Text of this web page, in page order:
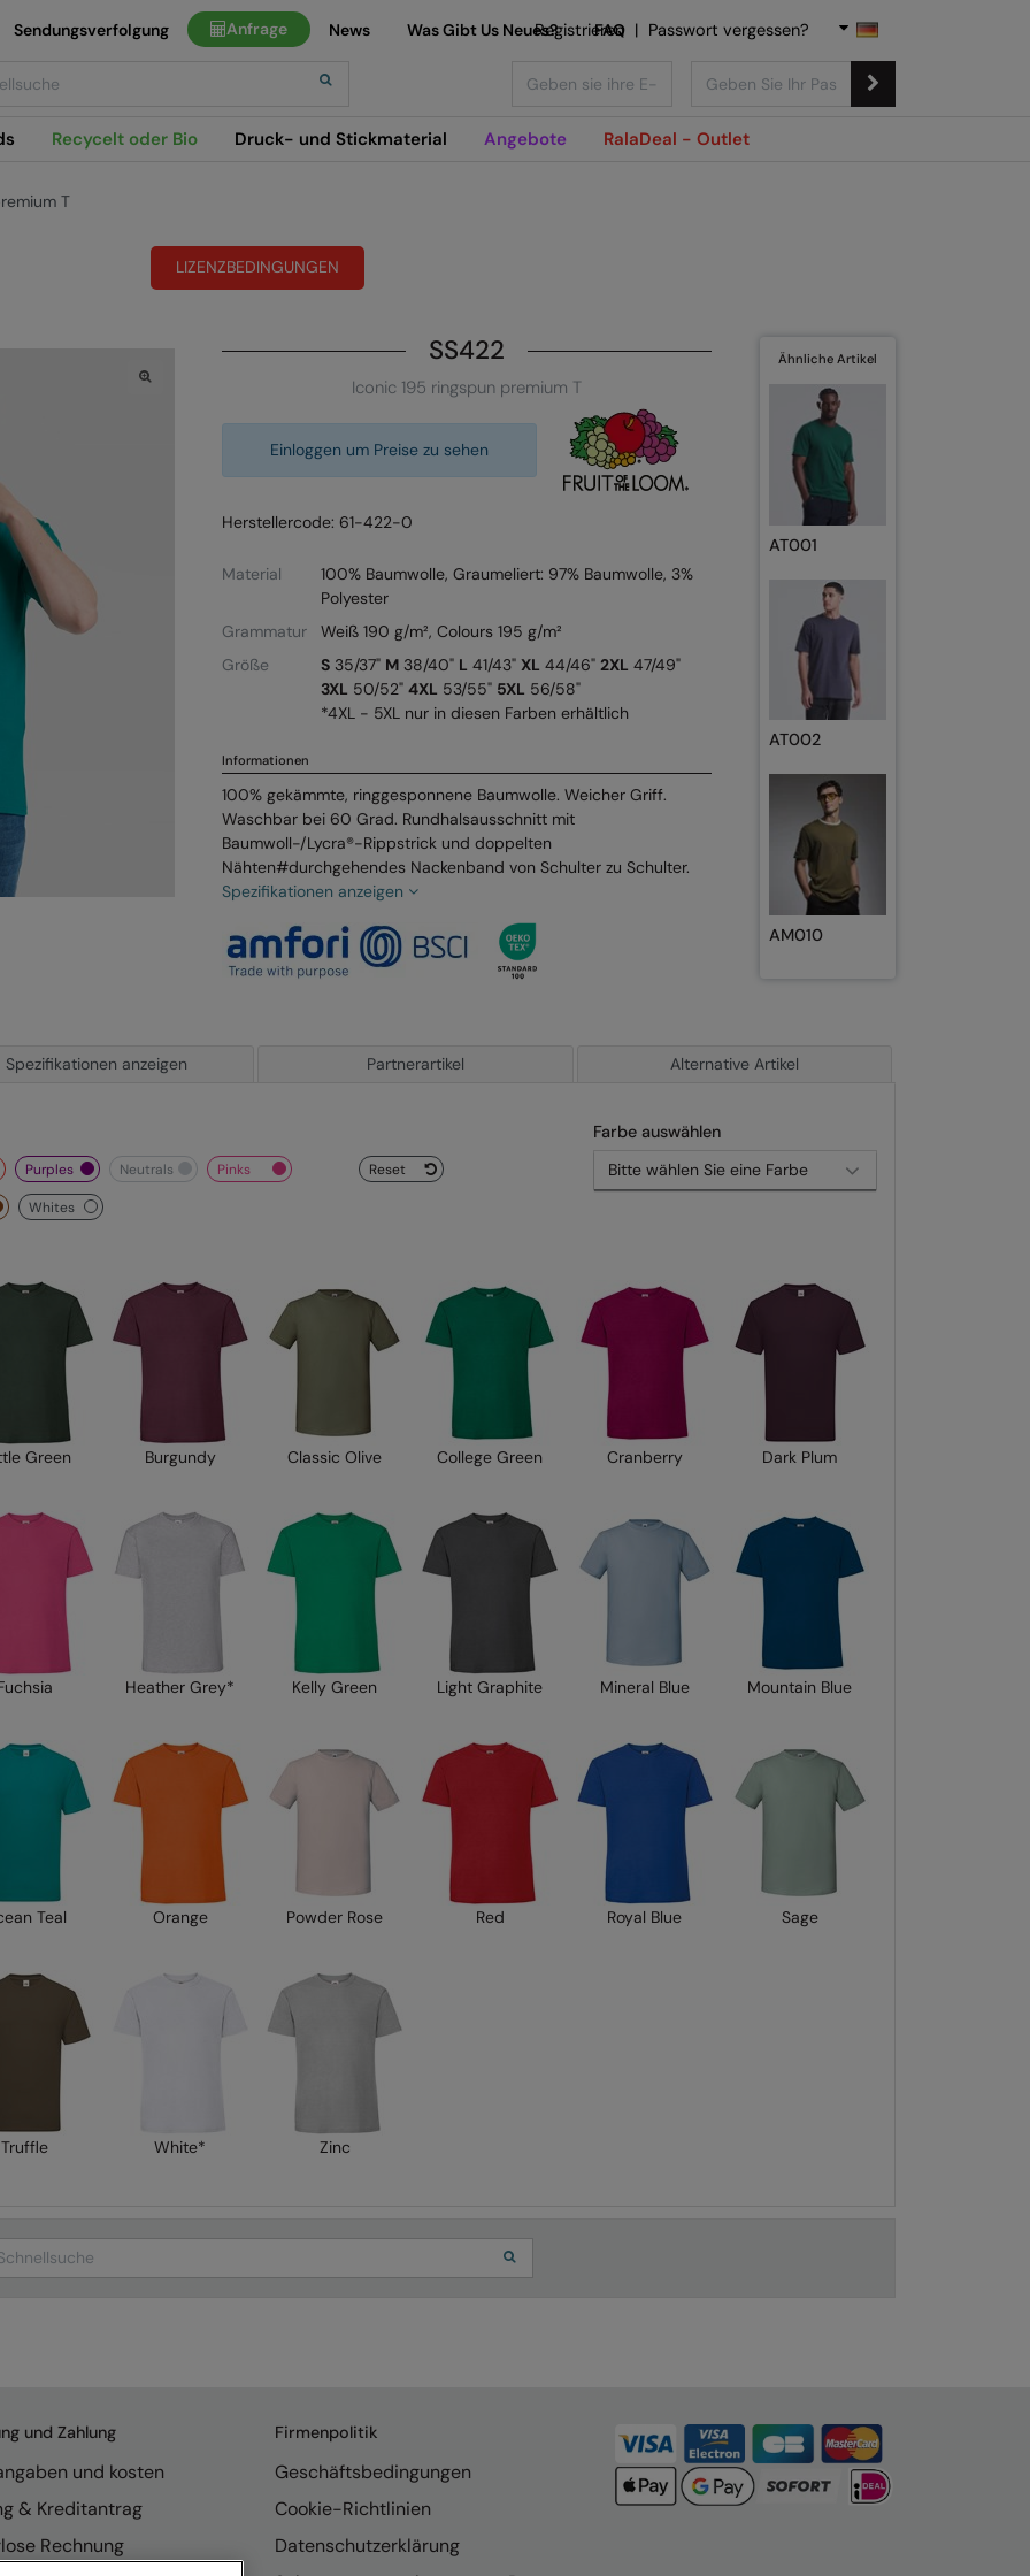
Recycelt oder Bio Druck- und Stickmaterial Angebote RalaDeal - Outlet
Sendungsverfolgung Anfrage News Was Gibt Us Neues? FAQ
Registrieren | Passwort vergessen?
T
LIZENZBEDINGUNGEN
SS422
Iconic 195 ringspun premium T
Einloggen um Preise zu sehen
Herstellercode: 61-422-0
Material
100% Baumwolle, Graumeliert: 97% Baumwolle, 3%
Polyester
Grammatur
Weiß 190 g/m², Colours 195 g/m²
Größe
S35/37" M38/40" L 41/43" XL 44/46" 2XL 47/49"
3XL 50/52" 4XL 53/55" 5XL 56/58"
*4XL - 5XL nur in diesen Farben erhältlich
Informationen
100% gekämmte, ringgesponnene Baumwolle. Weicher Griff.
Waschbar bei 60 Grad. Rundhalsausschnitt mit
Baumwoll-/Lycra®-Rippstrick und doppelten
Nähten#durchgehendes Nackenband von Schulter zu Schulter.
Spezifikationen anzeigen
Ähnliche Artikel
AT001
AT002
AM010
Spezifikationen anzeigen Partnerartikel Alternative Artikel
Farbe auswählen
Reset
purples neutrals pinks
whites
Green Burgundy Classic Olive College Green Cranberry Dark Plum
Heather Grey* Kelly Green Light Graphite Mineral Blue Mountain Blue
Teal Orange Powder Rose Red Royal Blue Sage
Truffle White* Zinc
und Zahlung
und kosten
& Kreditantrag
Rechnung
Firmenpolitik
Geschäftsbedingungen
Cookie-Richtlinien
Datenschutzerklärung